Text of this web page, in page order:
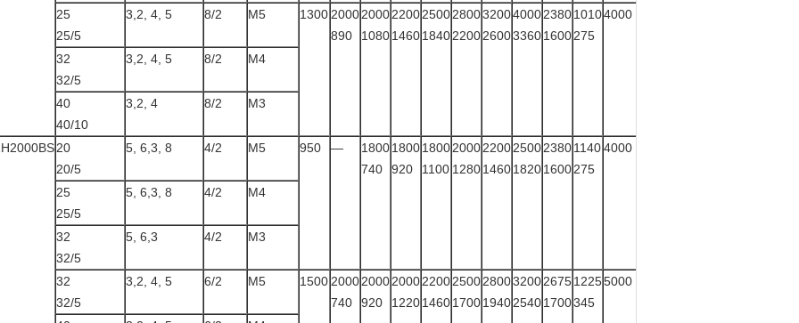
25
25/5
3,2, 4, 5 8/2 M5 13002000
890
2000
1080
2200
1460
2500
1840
2800
2200
3200
2600
4000
3360
2380
1600
1010
275
4000
32
32/5
3,2, 4, 5 8/2 M4
40
40/10
3,2, 4 8/2 M3
20
20/5
5, 6,3, 8 4/2 M5 950 —
1800
740
1800
920
1800
1100
2000
1280
2200
1460
2500
1820
2380
1600
1140
275
4000
25
25/5
5, 6,3, 8 4/2 M4
32
32/5
5, 6,3 4/2 M3
32
32/5
3,2, 4, 5 6/2 M5 15002000
740
2000
920
2000
1220
2200
1460
2500
1700
2800
1940
3200
2540
2675
1700
1225
345
5000